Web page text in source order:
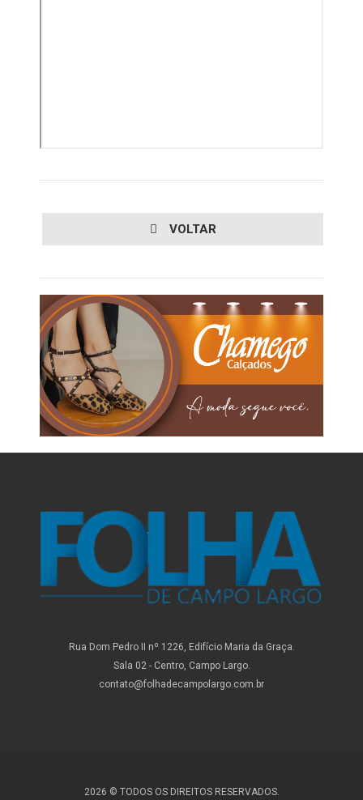
VOLTAR
Rua Dom Pedro II nº 1226, Edifício Maria da Graça.
Sala 02 - Centro, Campo Largo.
contato@folhadecampolargo.com.br
2026 © TODOS OS DIREITOS RESERVADOS.